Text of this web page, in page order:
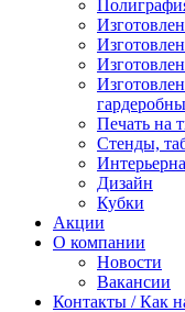
Печать на
Стенды,
Дизайн
Кубки
Акции
О компании
Новости
Вакансии
Контакты / Как